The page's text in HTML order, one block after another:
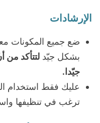
الإرشادات
ضع جميع المكونات
بشكل جيّد لتتأكد من
جيّدا.
عليك فقط استخدام
ترغب في تنظيفها